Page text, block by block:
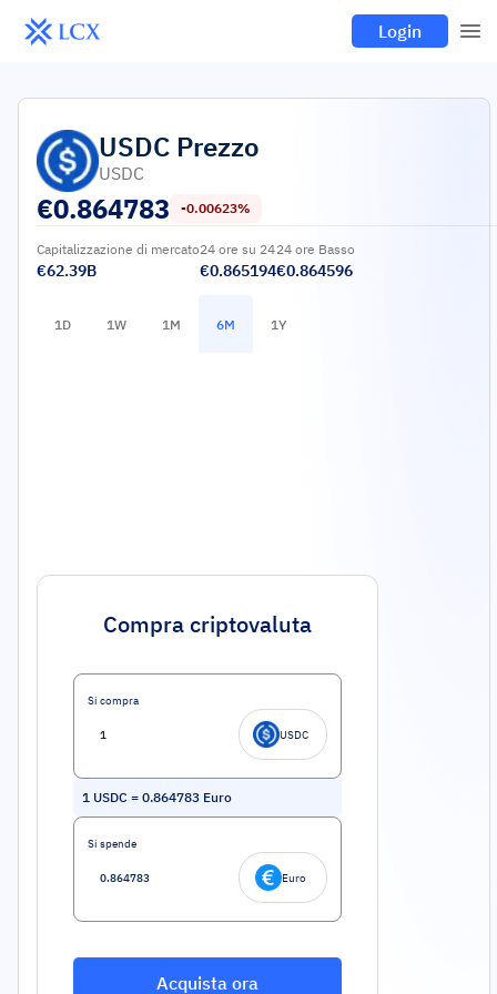
Login
USDC Prezzo
USDC
€0.864783 -0.00623%
Capitalizzazione di mercato
€62.39B
24 ore su 24
€0.865194
24 ore Basso
€0.864596
1D 1W 1M 6M 1Y
Compra criptovaluta
Si compra
USDC
1 USDC = 0.864783 Euro
Si spende
Euro
Acquista ora